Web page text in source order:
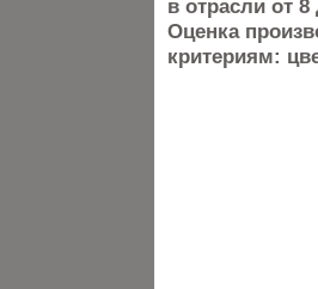
в отрасли от 8
Оценка
критериям: